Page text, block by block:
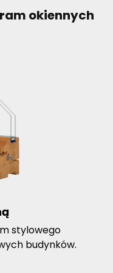
okiennych
stylowego
budynków.